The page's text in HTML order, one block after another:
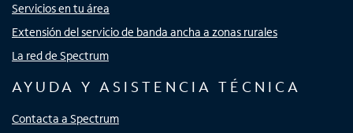
Servicios en tu área
Extensión del servicio de banda ancha a zonas rurales
La red de Spectrum
AYUDA Y ASISTENCIA TÉCNICA
Contacta a Spectrum